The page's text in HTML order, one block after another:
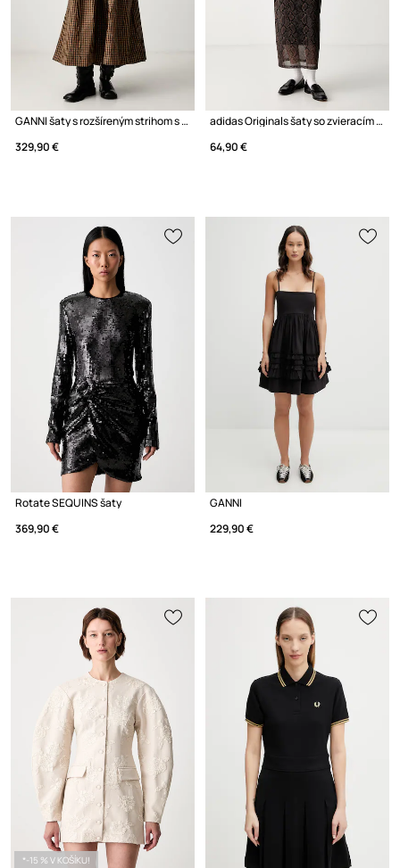
GANNI šaty s rozšíreným strihom s kockovaným vzorom
329,90 €
adidas Originals šaty so zvieracím motívom
64,90 €
Rotate SEQUINS šaty
369,90 €
GANNI
229,90 €
*-15 % V KOŠÍKU!